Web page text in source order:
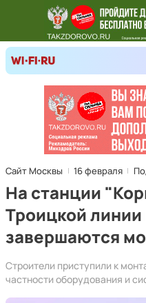
Сайт Москвы 16 февраля
На станции
Троицкой
завершаются
Строители приступили к
частности оборудования и